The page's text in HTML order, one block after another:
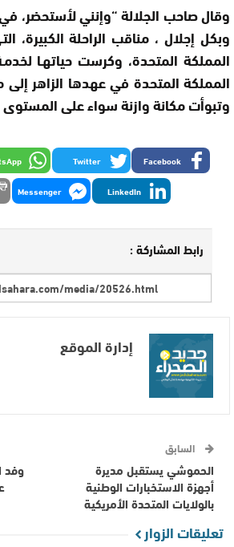
وقال صاحب الجلالة “وإنني لأستحضر،
وبكل إجلال ، مناقب الراحلة الكبيرة،
المملكة المتحدة، وكرست حياتهـا
المملكة المتحدة في عهدها الزاهر إلى
وتبوأت مكانة وازنة سواء على المستوى
Facebook
Twitter
LinkedIn
Messenger
رابط المشاركة :
إدارة الموقع
السابق
الحموشي يستقبل مديرة
أجهزة الاستخبارات الوطنية
بالولايات المتحدة الأمريكية
وفد
تعليقات الزوار